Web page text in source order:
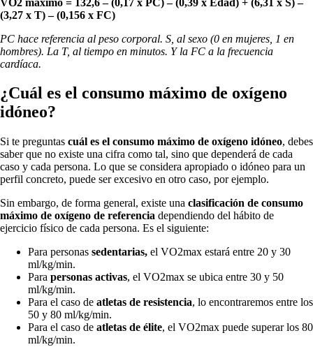
(3,27 x T) – (0,156 x FC)
PC hace referencia al peso corporal. S, al sexo (0 en mujeres, 1 en
hombres). La T, al tiempo en minutos. Y la FC a la frecuencia
cardíaca.
¿Cuál es el consumo máximo de oxígeno
idóneo?
Si te preguntas cuál es el consumo máximo de oxígeno idóneo, debes
saber que no existe una cifra como tal, sino que dependerá de cada
caso y cada persona. Lo que se considera apropiado o idóneo para un
perfil concreto, puede ser excesivo en otro caso, por ejemplo.
Sin embargo, de forma general, existe una clasificación de consumo
máximo de oxígeno de referencia dependiendo del hábito de
ejercicio físico de cada persona. Es el siguiente:
Para personas sedentarias, el VO2max estará entre 20 y 30
ml/kg/min.
Para personas activas, el VO2max se ubica entre 30 y 50
ml/kg/min.
Para el caso de atletas de resistencia, lo encontraremos entre los
50 y 80 ml/kg/min.
Para el caso de atletas de élite, el VO2max puede superar los 80
ml/kg/min.